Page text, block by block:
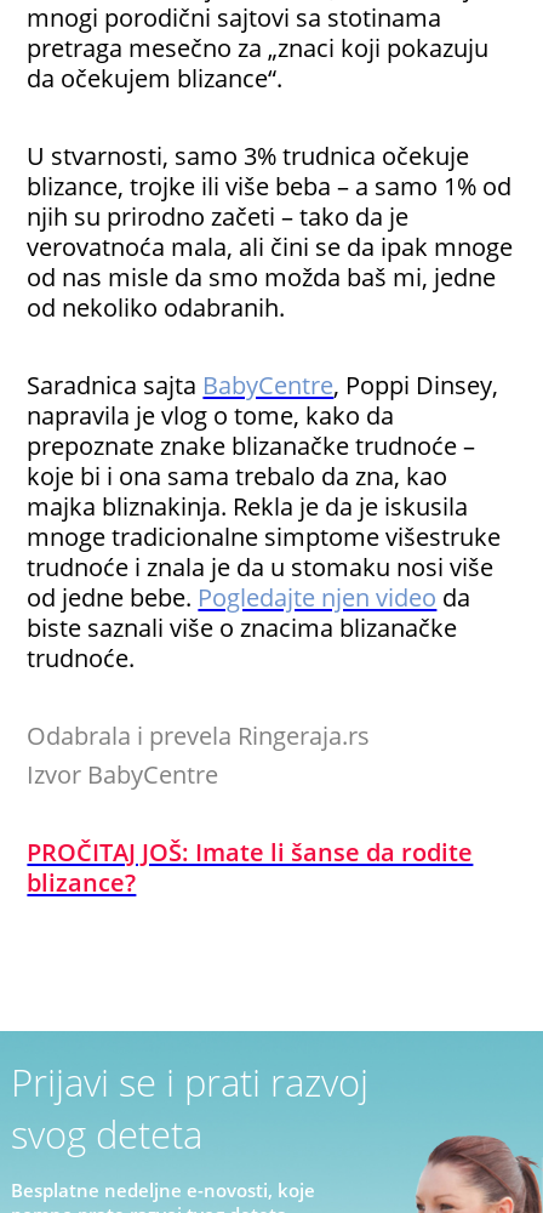
mnogi porodični sajtovi sa stotinama
pretraga mesečno za „znaci koji pokazuju
da očekujem blizance“.
U stvarnosti, samo 3% trudnica očekuje
blizance, trojke ili više beba – a samo 1% od
njih su prirodno začeti – tako da je
verovatnoća mala, ali čini se da ipak mnoge
od nas misle da smo možda baš mi, jedne
od nekoliko odabranih.
Saradnica sajta BabyCentre, Poppi Dinsey,
napravila je vlog o tome, kako da
prepoznate znake blizanačke trudnoće –
koje bi i ona sama trebalo da zna, kao
majka bliznakinja. Rekla je da je iskusila
mnoge tradicionalne simptome višestruke
trudnoće i znala je da u stomaku nosi više
od jedne bebe. Pogledajte njen video da
biste saznali više o znacima blizanačke
trudnoće.
Odabrala i prevela Ringeraja.rs
Izvor BabyCentre
PROČITAJ JOŠ: Imate li šanse da rodite
blizance?
Prijavi se i prati razvoj
svog deteta
Besplatne nedeljne e-novosti, koje